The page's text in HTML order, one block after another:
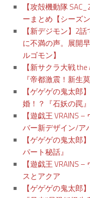
【攻殻機動隊
ーまとめ【シーズン
【新デジモン】2
に不満の声。展開
ルゴモン】
【新サクラ大戦
『帝都激震！新生
【ゲゲゲの鬼太郎
婚！？『石妖の罠』
【遊戯王 VRAINS
バー新デザイン/ア
【ゲゲゲの鬼太郎
パート秘話』
【遊戯王 VRAINS
スとアクア
【ゲゲゲの鬼太郎